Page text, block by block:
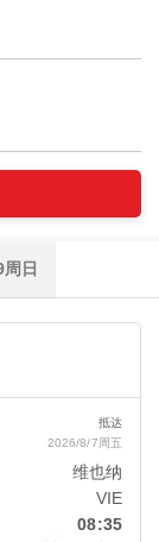
日
抵达
2026/8/7周五
维也纳
VIE
08:35